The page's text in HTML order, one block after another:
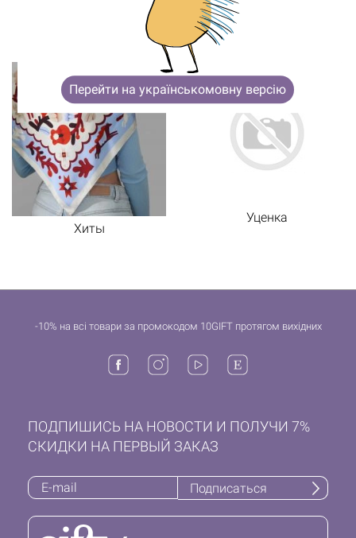
Хиты
Уценка
-10% на всі товари за промокодом 10GIFT протягом вихідних
ПОДПИШИСЬ НА НОВОСТИ И ПОЛУЧИ 7%
СКИДКИ НА ПЕРВЫЙ ЗАКАЗ
Подписаться
Перейти на українськомовну версію